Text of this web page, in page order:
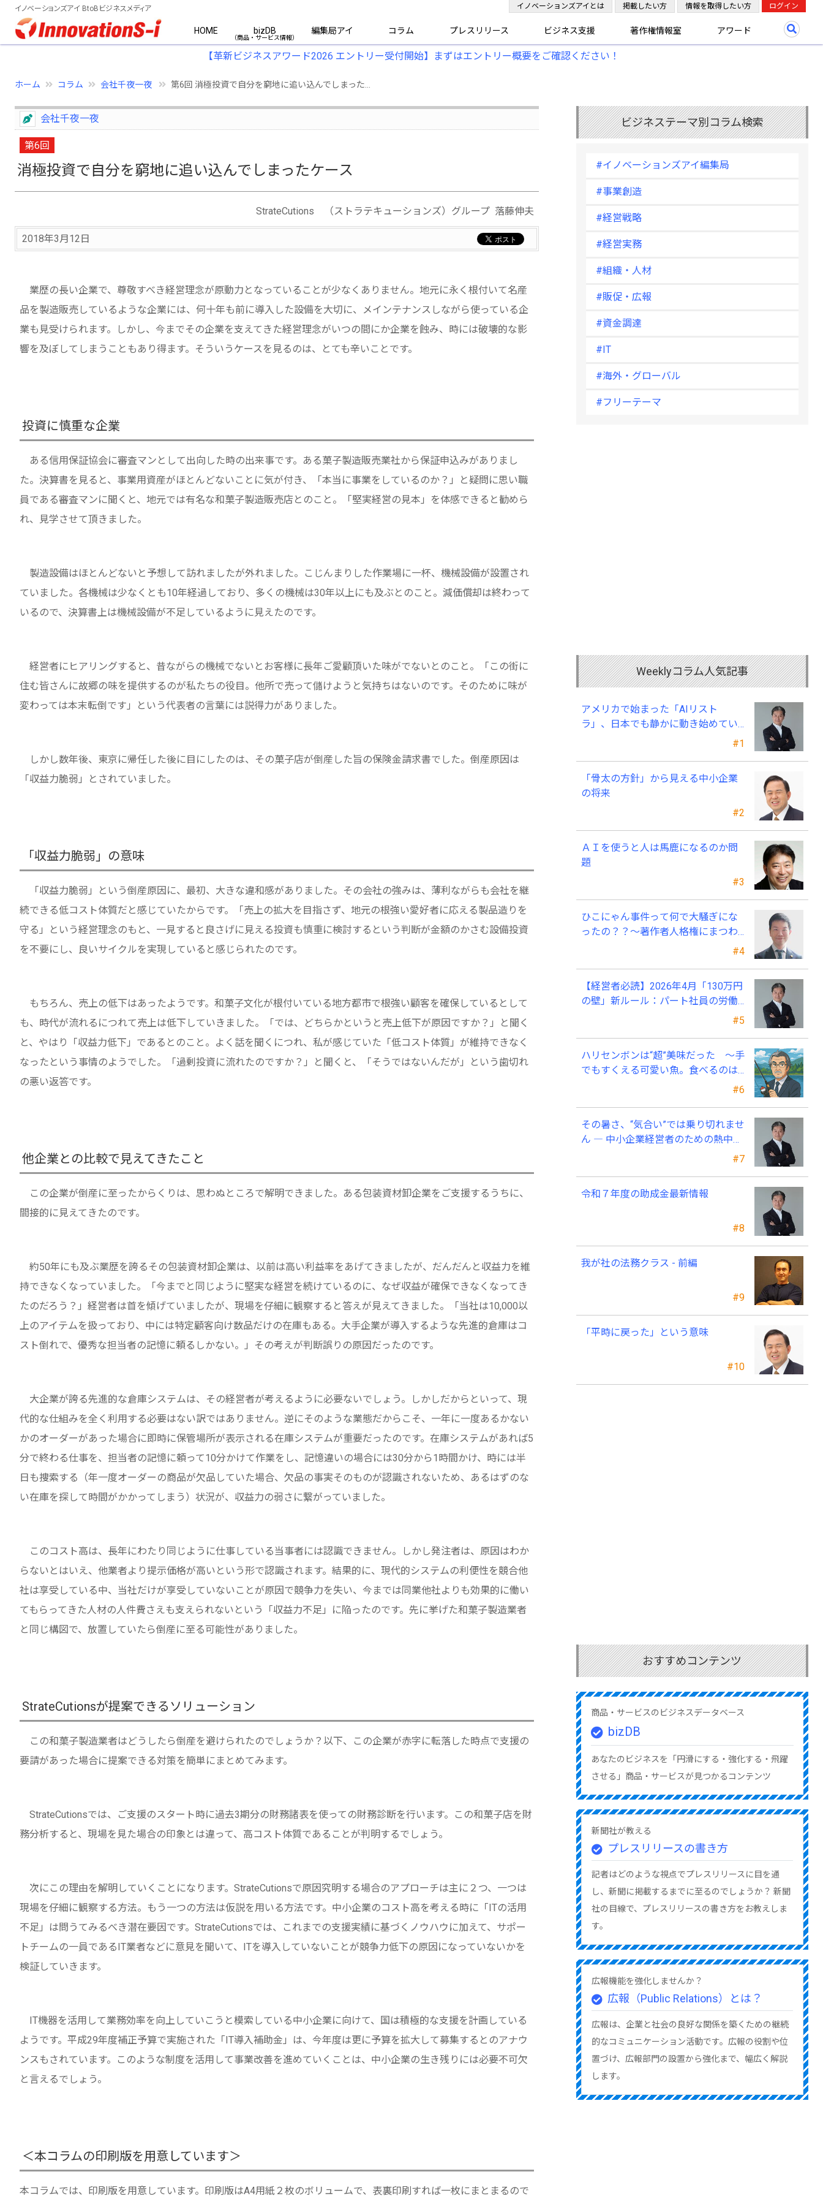
イノベーションズアイ BtoBビジネスメディア
HOME bizDB 編集局アイ コラム プレスリリース ビジネス支援 著作権情報室 アワード
イノベーションズアイとは 掲載したい方 情報を取得したい方 ログイン
【革新ビジネスアワード2026 エントリー受付開始】まずはエントリー概要をご確認ください！
ホーム コラム 会社千夜一夜 第6回 消極投資で自分を窮地に追い込んでしまった...
会社千夜一夜
第6回
消極投資で自分を窮地に追い込んでしまったケース
StrateCutions （ストラテキューションズ）グループ 落藤伸夫
2018年3月12日
業歴の長い企業で、尊敬すべき経営理念が原動力となっていることが少なくありません。地元に永く根付いて名産
品を製造販売しているような企業には、何十年も前に導入した設備を大切に、メインテナンスしながら使っている企
業も見受けられます。しかし、今までその企業を支えてきた経営理念がいつの間にか企業を蝕み、時には破壊的な影
響を及ぼしてしまうこともあり得ます。そういうケースを見るのは、とても辛いことです。
投資に慎重な企業
ある信用保証協会に審査マンとして出向した時の出来事です。ある菓子製造販売業社から保証申込みがありまし
た。決算書を見ると、事業用資産がほとんどないことに気が付き、「本当に事業をしているのか？」と疑問に思い職
員である審査マンに聞くと、地元では有名な和菓子製造販売店とのこと。「堅実経営の見本」を体感できると勧めら
れ、見学させて頂きました。
製造設備はほとんどないと予想して訪れましたが外れました。こじんまりした作業場に一杯、機械設備が設置され
ていました。各機械は少なくとも10年経過しており、多くの機械は30年以上にも及ぶとのこと。減価償却は終わって
いるので、決算書上は機械設備が不足しているように見えたのです。
経営者にヒアリングすると、昔ながらの機械でないとお客様に長年ご愛顧頂いた味がでないとのこと。「この街に
住む皆さんに故郷の味を提供するのが私たちの役目。他所で売って儲けようと気持ちはないのです。そのために味が
変わっては本末転倒です」という代表者の言葉には説得力がありました。
しかし数年後、東京に帰任した後に目にしたのは、その菓子店が倒産した旨の保険金請求書でした。倒産原因は
「収益力脆弱」とされていました。
「収益力脆弱」の意味
「収益力脆弱」という倒産原因に、最初、大きな違和感がありました。その会社の強みは、薄利ながらも会社を継
続できる低コスト体質だと感じていたからです。「売上の拡大を目指さず、地元の根強い愛好者に応える製品造りを
守る」という経営理念のもと、一見すると良さげに見える投資も慎重に検討するという判断が金額のかさむ設備投資
を不要にし、良いサイクルを実現していると感じられたのです。
もちろん、売上の低下はあったようです。和菓子文化が根付いている地方都市で根強い顧客を確保しているとして
も、時代が流れるにつれて売上は低下していきました。「では、どちらかというと売上低下が原因ですか？」と聞く
と、やはり「収益力低下」であるとのこと。よく話を聞くにつれ、私が感じていた「低コスト体質」が維持できなく
なったという事情のようでした。「過剰投資に流れたのですか？」と聞くと、「そうではないんだが」という歯切れ
の悪い返答です。
他企業との比較で見えてきたこと
この企業が倒産に至ったからくりは、思わぬところで解明できました。ある包装資材卸企業をご支援するうちに、
間接的に見えてきたのです。
約50年にも及ぶ業歴を誇るその包装資材卸企業は、以前は高い利益率をあげてきましたが、だんだんと収益力を維
持できなくなっていました。「今までと同じように堅実な経営を続けているのに、なぜ収益が確保できなくなってき
たのだろう？」経営者は首を傾げていましたが、現場を仔細に観察すると答えが見えてきました。「当社は10,000以
上のアイテムを扱っており、中には特定顧客向け数品だけの在庫もある。大手企業が導入するような先進的倉庫はコ
スト倒れで、優秀な担当者の記憶に頼るしかない。」その考えが判断誤りの原因だったのです。
大企業が誇る先進的な倉庫システムは、その経営者が考えるように必要ないでしょう。しかしだからといって、現
代的な仕組みを全く利用する必要はない訳ではありません。逆にそのような業態だからこそ、一年に一度あるかない
かのオーダーがあった場合に即時に保管場所が表示される在庫システムが重要だったのです。在庫システムがあれば5
分で終わる仕事を、担当者の記憶に頼って10分かけて作業をし、記憶違いの場合には30分から1時間かけ、時には半
日も捜索する（年一度オーダーの商品が欠品していた場合、欠品の事実そのものが認識されないため、あるはずのな
い在庫を探して時間がかかってしまう）状況が、収益力の弱さに繋がっていました。
このコスト高は、長年にわたり同じように仕事している当事者には認識できません。しかし発注者は、原因はわか
らないとはいえ、他業者より提示価格が高いという形で認識されます。結果的に、現代的システムの利便性を競合他
社は享受している中、当社だけが享受していないことが原因で競争力を失い、今までは同業他社よりも効果的に働い
てもらってきた人材の人件費さえも支えられないという「収益力不足」に陥ったのです。先に挙げた和菓子製造業者
と同じ構図で、放置していたら倒産に至る可能性がありました。
StrateCutionsが提案できるソリューション
この和菓子製造業者はどうしたら倒産を避けられたのでしょうか？以下、この企業が赤字に転落した時点で支援の
要請があった場合に提案できる対策を簡単にまとめてみます。
StrateCutionsでは、ご支援のスタート時に過去3期分の財務諸表を使っての財務診断を行います。この和菓子店を財
務分析すると、現場を見た場合の印象とは違って、高コスト体質であることが判明するでしょう。
次にこの理由を解明していくことになります。StrateCutionsで原因究明する場合のアプローチは主に２つ、一つは
現場を仔細に観察する方法。もう一つの方法は仮説を用いる方法です。中小企業のコスト高を考える時に「ITの活用
不足」は問うてみるべき潜在要因です。StrateCutionsでは、これまでの支援実績に基づくノウハウに加えて、サポー
トチームの一員であるIT業者などに意見を聞いて、ITを導入していないことが競争力低下の原因になっていないかを
検証していきます。
IT機器を活用して業務効率を向上していこうと模索している中小企業に向けて、国は積極的な支援を計画している
ようです。平成29年度補正予算で実施された「IT導入補助金」は、今年度は更に予算を拡大して募集するとのアナウ
ンスもされています。このような制度を活用して事業改善を進めていくことは、中小企業の生き残りには必要不可欠
と言えるでしょう。
＜本コラムの印刷版を用意しています＞
本コラムでは、印刷版を用意しています。印刷版はA4用紙２枚のボリュームで、表裏印刷すれば一枚にまとまるので
ビジネステーマ別コラム検索
#イノベーションズアイ編集局
#事業創造
#経営戦略
#経営実務
#組織・人材
#販促・広報
#資金調達
#IT
#海外・グローバル
#フリーテーマ
Weeklyコラム人気記事
#1
アメリカで始まった「AIリスト
ラ」、日本でも静かに動き始めてい
る ～中小企業経営者が今、見直すべ
#2
「骨太の方針」から見える中小企業
の将来
#3
ＡＩを使うと人は馬鹿になるのか問
題
#4
ひこにゃん事件って何で大騒ぎにな
ったの？？～著作者人格権にまつわ
#5
【経営者必読】2026年4月「130万円
の壁」新ルール：パート社員の労働
条件通知書、今すぐ見直すべき理由
#6
ハリセンボンは“超”美味だった ～手
でもすくえる可愛い魚。食べるのは
#7
その暑さ、“気合い”では乗り切れませ
ん ― 中小企業経営者のための熱中症
#8
令和７年度の助成金最新情報
#9
我が社の法務クラス - 前編
#10
「平時に戻った」という意味
おすすめコンテンツ
商品・サービスのビジネスデータベース
bizDB
あなたのビジネスを「円滑にする・強化する・飛躍
させる」商品・サービスが見つかるコンテンツ
新聞社が教える
プレスリリースの書き方
記者はどのような視点でプレスリリースに目を通
し、新聞に掲載するまでに至るのでしょうか？ 新聞
社の目線で、プレスリリースの書き方をお教えしま
す。
広報機能を強化しませんか？
広報（Public Relations）とは？
広報は、企業と社会の良好な関係を築くための継続
的なコミュニケーション活動です。広報の役割や位
置づけ、広報部門の設置から強化まで、幅広く解説
します。